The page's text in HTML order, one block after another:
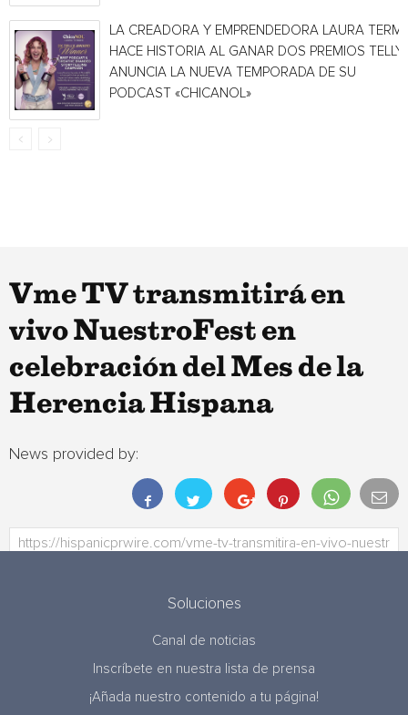
LA CREADORA Y EMPRENDEDORA LAURA
HACE HISTORIA AL GANAR DOS PREMIOS TELLY
ANUNCIA LA NUEVA TEMPORADA DE SU
PODCAST «CHICANOL»
Vme TV transmitirá en
vivo NuestroFest en
celebración del Mes de la
Herencia Hispana
News provided by:
Soluciones
Canal de noticias
Inscríbete en nuestra lista de prensa
¡Añada nuestro contenido a tu página!